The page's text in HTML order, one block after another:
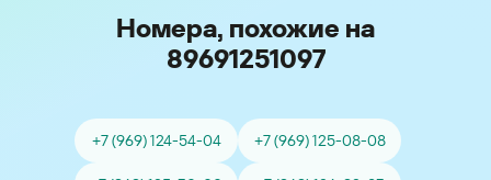
Номера, похожие на
89691251097
+7 (969) 124-54-04 +7 (969) 125-08-08